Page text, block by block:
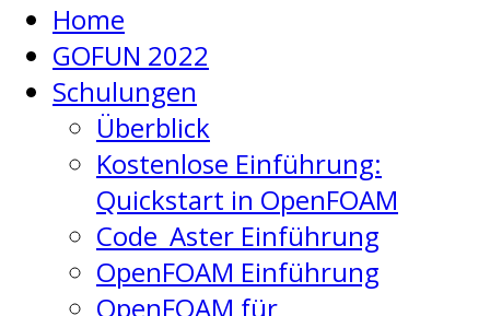
Home
GOFUN 2022
Schulungen
Überblick
Kostenlose Einführung:
Quickstart in OpenFOAM
Code_Aster Einführung
OpenFOAM Einführung
OpenFOAM für